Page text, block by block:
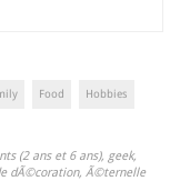
Food Hobbies
(2 ans et 6 ans), geek,
dÃ©coration, Ã©ternelle